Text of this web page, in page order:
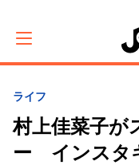
ライフ
村上佳菜子が
ー インスタ